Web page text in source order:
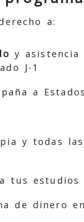
a:
y asistencia
J-1
a
y todas
tus estudios
de dinero